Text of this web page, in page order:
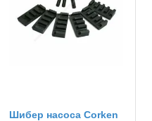
Шибер насоса Corken